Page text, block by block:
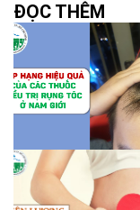
ĐỌC THÊM